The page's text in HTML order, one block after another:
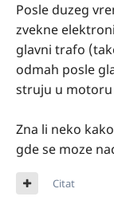
Posle duzeg
zvekne
glavni trafo
odmah posle
struju u motoru
Zna li neko
gde se moze
Citat